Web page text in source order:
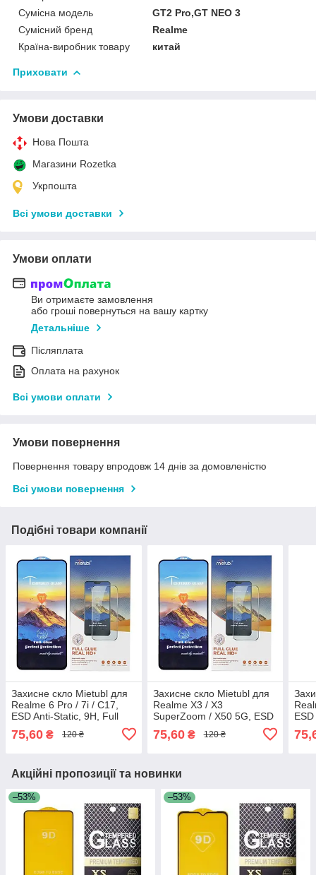
Сумісна модель
GT2 Pro,GT NEO 3
Сумісний бренд
Realme
Країна-виробник товару
китай
Приховати
Умови доставки
Нова Пошта
Магазини Rozetka
Укрпошта
Всі умови доставки
Умови оплати
Ви отримаєте замовлення
або гроші повернуться на вашу картку
Детальніше
Післяплата
Оплата на рахунок
Всі умови оплати
Умови повернення
Повернення товару впродовж 14 днів за домовленістю
Всі умови повернення
Подібні товари компанії
Захисне скло Mietubl для
Realme 6 Pro / 7i / C17,
ESD Anti-Static, 9H, Full
75,60 ₴ 120 ₴
Захисне скло Mietubl для
Realme X3 / X3
SuperZoom / X50 5G, ESD
Anti-Static, 9H, Full Glue, з
чорною рамкою
75,60₴ 120 ₴
Акційні пропозиції та новинки
–53% –53%